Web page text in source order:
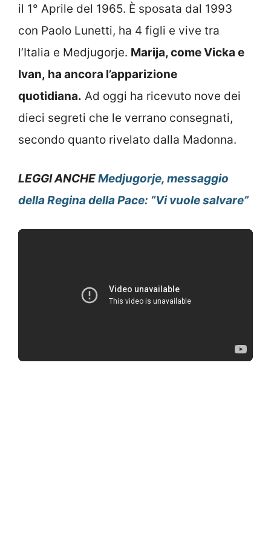
il 1° Aprile del 1965. È sposata dal 1993
con Paolo Lunetti, ha 4 figli e vive tra
l’Italia e Medjugorje. Marija, come Vicka e
Ivan, ha ancora l’apparizione
quotidiana. Ad oggi ha ricevuto nove dei
dieci segreti che le verrano consegnati,
secondo quanto rivelato dalla Madonna.
LEGGI ANCHEMedjugorje, messaggio
della Regina della Pace: “Vi vuole salvare”